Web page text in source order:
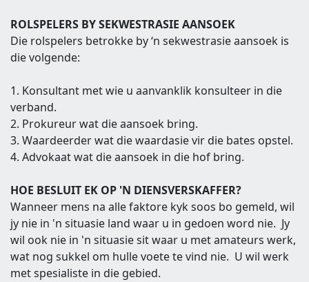
ROLSPELERS BY SEKWESTRASIE AANSOEK
Die rolspelers betrokke by ‘n sekwestrasie aansoek is
die volgende:
1. Konsultant met wie u aanvanklik konsulteer in die
verband.
2. Prokureur wat die aansoek bring.
3. Waardeerder wat die waardasie vir die bates opstel.
4. Advokaat wat die aansoek in die hof bring.
HOE BESLUIT EK OP 'N DIENSVERSKAFFER?
Wanneer mens na alle faktore kyk soos bo gemeld, wil
jy nie in 'n situasie land waar u in gedoen word nie. Jy
wil ook nie in 'n situasie sit waar u met amateurs werk,
wat nog sukkel om hulle voete te vind nie. U wil werk
met spesialiste in die gebied.